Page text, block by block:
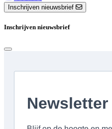
Inschrijven nieuwsbrief
Inschrijven nieuwsbrief